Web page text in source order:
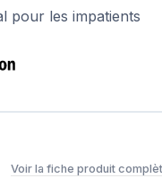
pour les impatients
Voir la fiche produit